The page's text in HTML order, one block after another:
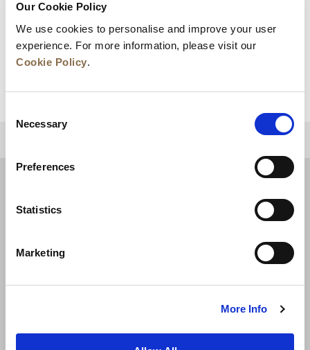
Our Cookie Policy
We use cookies to personalise and improve your user
experience. For more information, please visit our
Cookie Policy.
Selection
Necessary
Preferences
Statistics
Marketing
More Info
新闻 业务拓展 工作机会 联系我们